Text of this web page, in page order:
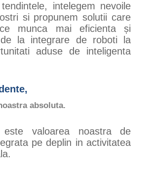
intelegem nevoile
si propunem solutii care
munca mai eficienta și
de la integrare de roboti la
aduse de inteligenta
absoluta.
este valoarea noastra de
pe deplin in activitatea